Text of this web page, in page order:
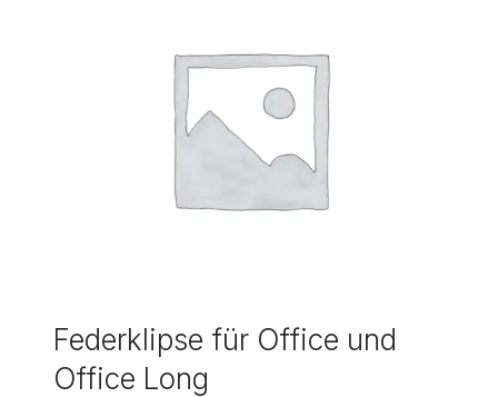
Federklipse für Office und
Office Long